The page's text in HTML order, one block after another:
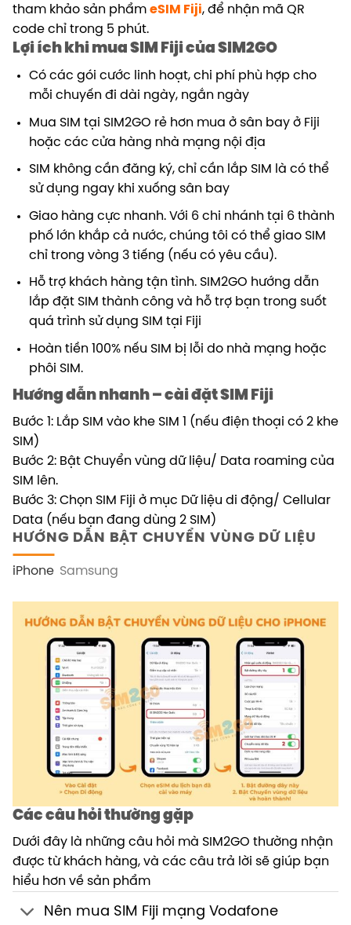
tham khảo sản phẩm eSIM Fiji, để nhận mã QR
code chỉ trong 5 phút.
Lợi ích khi mua SIM Fiji của SIM2GO
Có các gói cước linh hoạt, chi phí phù hợp cho
mỗi chuyến đi dài ngày, ngắn ngày
Mua SIM tại SIM2GO rẻ hơn mua ở sân bay ở Fiji
hoặc các cửa hàng nhà mạng nội địa
SIM không cần đăng ký, chỉ cần lắp SIM là có thể
sử dụng ngay khi xuống sân bay
Giao hàng cực nhanh. Với 6 chi nhánh tại 6 thành
phố lớn khắp cả nước, chúng tôi có thể giao SIM
chỉ trong vòng 3 tiếng (nếu có yêu cầu).
Hỗ trợ khách hàng tận tình. SIM2GO hướng dẫn
lắp đặt SIM thành công và hỗ trợ bạn trong suốt
quá trình sử dụng SIM tại Fiji
Hoàn tiền 100% nếu SIM bị lỗi do nhà mạng hoặc
phôi SIM.
Hướng dẫn nhanh – cài đặt SIM Fiji
Bước 1: Lắp SIM vào khe SIM 1 (nếu điện thoại có 2 khe
SIM)
Bước 2: Bật Chuyển vùng dữ liệu/ Data roaming của
SIM lên.
Bước 3: Chọn SIM Fiji ở mục Dữ liệu di động/ Cellular
Data (nếu bạn đang dùng 2 SIM)
HƯỚNG DẪN BẬT CHUYỂN VÙNG DỮ LIỆU
iPhone Samsung
Các câu hỏi thường gặp
Dưới đây là những câu hỏi mà SIM2GO thường nhận
được từ khách hàng, và các câu trả lời sẽ giúp bạn
hiểu hơn về sản phẩm
Nên mua SIM Fiji mạng Vodafone